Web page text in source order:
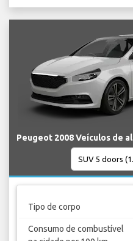
Peugeot 2008 Veículos de
Tipo de corpo
Consumo de combustível